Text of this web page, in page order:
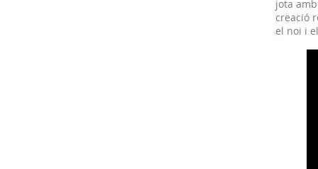
jota
creació
el noi i